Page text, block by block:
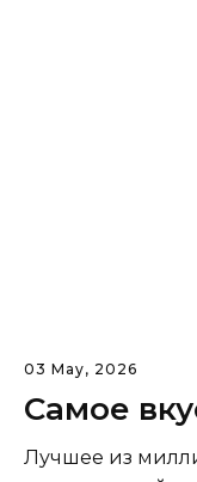
03 May, 2026
Самое
Лучшее из